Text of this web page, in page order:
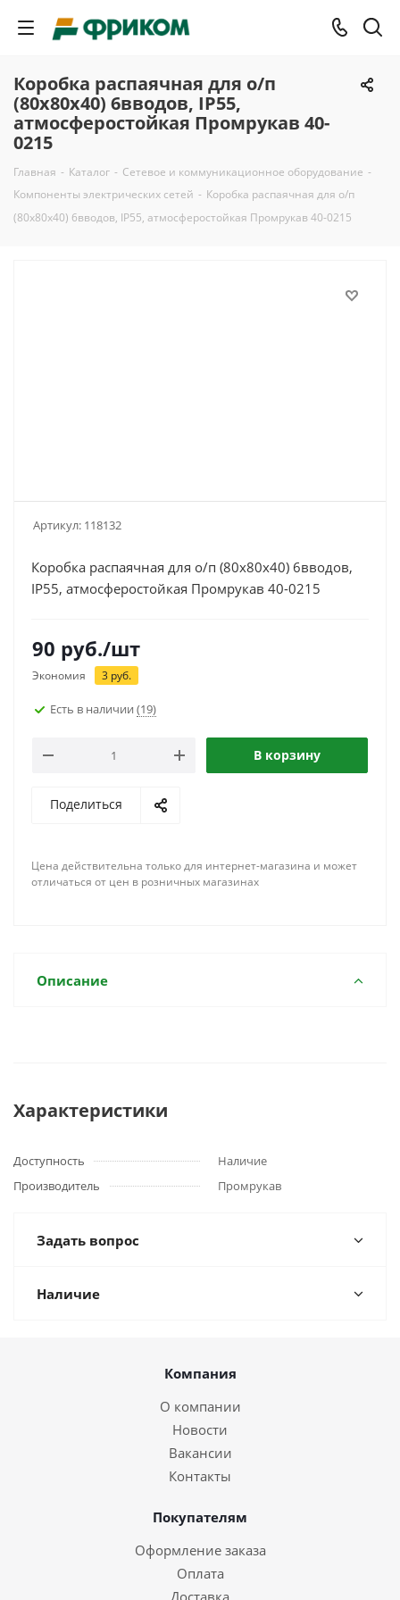
Коробка распаячная для о/п
(80х80х40) 6вводов, IP55,
атмосферостойкая Промрукав 40-
0215
Главная - Каталог - Сетевое и коммуникационное оборудование -
Компоненты электрических сетей - Коробка распаячная для о/п
(80х80х40) 6вводов, IP55, атмосферостойкая Промрукав 40-0215
Артикул: 118132
Коробка распаячная для о/п (80х80х40) 6вводов,
IP55, атмосферостойкая Промрукав 40-0215
90 руб./шт
Экономия 3 руб.
Есть в наличии (19)
В корзину
Поделиться
Цена действительна только для интернет-магазина и может
отличаться от цен в розничных магазинах
Описание
Характеристики
Доступность
Наличие
Производитель
Промрукав
Задать вопрос
Наличие
Компания
О компании
Новости
Вакансии
Контакты
Покупателям
Оформление заказа
Оплата
Доставка